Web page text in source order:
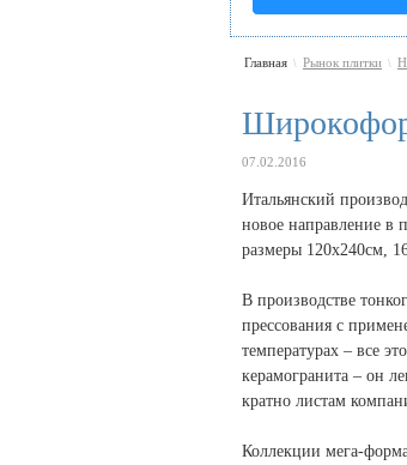
Главная \ Рынок плитки \
07.02.2016
Итальянский
новое направление в
размеры 120х240см,
В производстве
прессования c
температурах – все
керамогранита – он
кратно листам
Коллекции мега-